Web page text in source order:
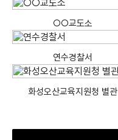
○○교도소
연수경찰서
화성오산교육지원청 별관